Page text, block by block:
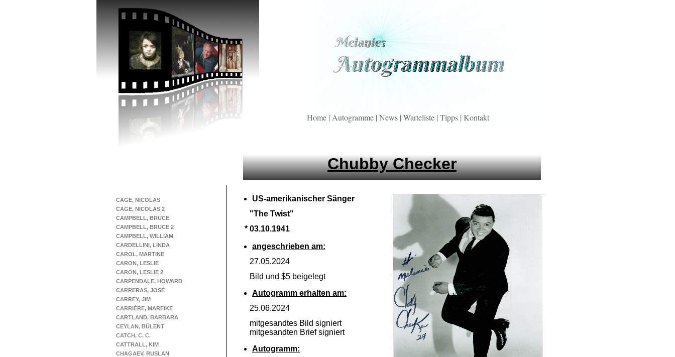
CAGE, NICOLAS
CAGE, NICOLAS 2
CAMPBELL, BRUCE
CAMPBELL, BRUCE 2
CAMPBELL, WILLIAM
CARDELLINI, LINDA
CAROL, MARTINE
CARON, LESLIE
CARON, LESLIE 2
CARPENDALE, HOWARD
CARRERAS, JOSÉ
CARREY, JIM
CARRIÉRE, MAREIKE
CARTLAND, BARBARA
CEYLAN, BÜLENT
CATCH, C. C.
CATTRALL, KIM
CHAGAEV, RUSLAN
Chubby Checker
US-amerikanischer Sänger
"The Twist"
* 03.10.1941
angeschrieben am:
27.05.2024
Bild und $5 beigelegt
Autogramm erhalten am:
25.06.2024
mitgesandtes Bild signiert
mitgesandten Brief signiert
Autogramm:
Home | Autogramme | News | Warteliste | Tipps | Kontakt